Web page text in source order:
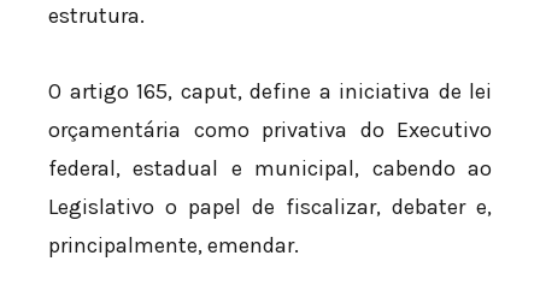
estrutura.
O artigo 165, caput, define a iniciativa de lei
orçamentária como privativa do Executivo
federal, estadual e municipal, cabendo ao
Legislativo o papel de fiscalizar, debater e,
principalmente, emendar.